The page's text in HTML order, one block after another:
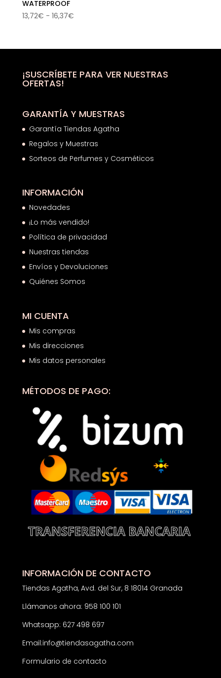
WATERPROOF
13,72€ - 16,37€Rango
desde
hasta
¡SUSCRÍBETE PARA VER NUESTRAS
OFERTAS!
GARANTÍA Y MUESTRAS
Garantía Tiendas Agatha
Regalos y Muestras
Sorteos de Perfumes y Cosméticos
INFORMACIÓN
Novedades
¡Lo más vendido!
Política de privacidad
Nuestras tiendas
Envíos y Devoluciones
Quiénes Somos
MI CUENTA
Mis compras
Mis direcciones
Mis datos personales
MÉTODOS DE PAGO:
INFORMACIÓN DE CONTACTO
Tiendas Agatha, Avd. del Sur, 8 18014 Granada
Llámanos ahora: 958 100 101
Whatsapp: 627 498 697
Email:info@tiendasagatha.com
Formulario de contacto